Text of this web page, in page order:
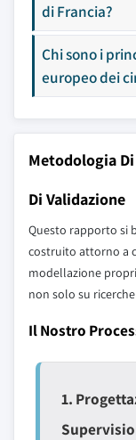
di Francia?
Chi sono i
europeo dei
Metodologia
Di Validazione
Questo rapporto si
costruito attorno a
modellazione
non solo su
Il Nostro
1.